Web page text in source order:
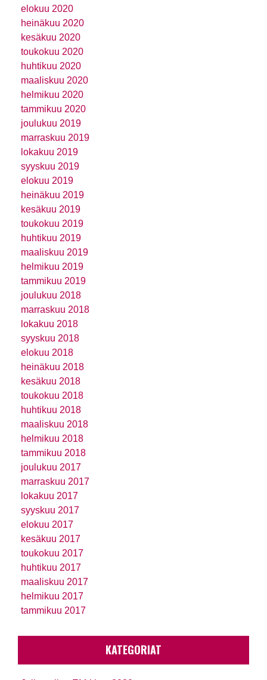
elokuu 2020
heinäkuu 2020
kesäkuu 2020
toukokuu 2020
huhtikuu 2020
maaliskuu 2020
helmikuu 2020
tammikuu 2020
joulukuu 2019
marraskuu 2019
lokakuu 2019
syyskuu 2019
elokuu 2019
heinäkuu 2019
kesäkuu 2019
toukokuu 2019
huhtikuu 2019
maaliskuu 2019
helmikuu 2019
tammikuu 2019
joulukuu 2018
marraskuu 2018
lokakuu 2018
syyskuu 2018
elokuu 2018
heinäkuu 2018
kesäkuu 2018
toukokuu 2018
huhtikuu 2018
maaliskuu 2018
helmikuu 2018
tammikuu 2018
joulukuu 2017
marraskuu 2017
lokakuu 2017
syyskuu 2017
elokuu 2017
kesäkuu 2017
toukokuu 2017
huhtikuu 2017
maaliskuu 2017
helmikuu 2017
tammikuu 2017
KATEGORIAT